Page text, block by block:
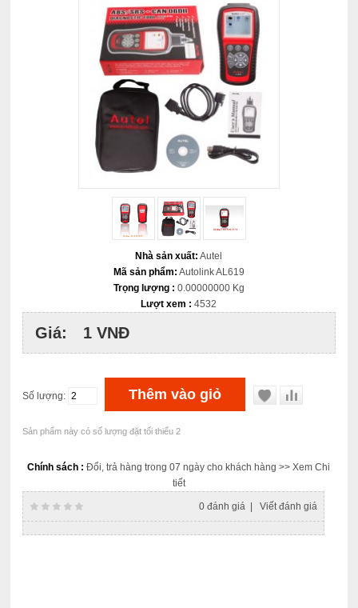
Nhà sản xuất: Autel
Mã sản phẩm: Autolink AL619
Trọng lượng : 0.00000000 Kg
Lượt xem : 4532
Giá: 1 VNĐ
Số lượng:
Sản phẩm này có số lượng đặt tối thiểu 2
Chính sách : Đổi, trả hàng trong 07 ngày cho khách hàng>> Xem Chi
tiết
0 đánh giá| Viết đánh giá